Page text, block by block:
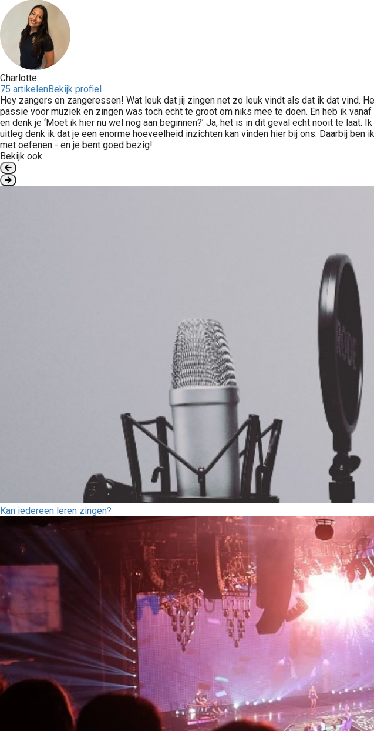
Charlotte
75 artikelenBekijk profiel
Hey zangers en zangeressen! Wat leuk dat jij zingen net zo leuk vindt als dat ik dat vind.
passie voor muziek en zingen was toch echt te groot om niks mee te doen. En heb ik
en denk je ‘Moet ik hier nu wel nog aan beginnen?’ Ja, het is in dit geval echt nooit te
uitleg denk ik dat je een enorme hoeveelheid inzichten kan vinden hier bij ons. Daarbij
met oefenen - en je bent goed bezig!
Bekijk ook
Kan iedereen leren zingen?